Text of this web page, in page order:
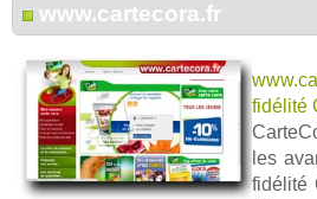
www.cartecora.fr
fidélité
les
fidélité